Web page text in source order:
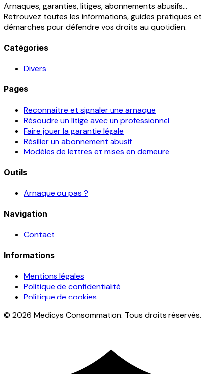
Arnaques, garanties, litiges, abonnements abusifs...
Retrouvez toutes les informations, guides pratiques et
démarches pour défendre vos droits au quotidien.
Catégories
Divers
Pages
Reconnaître et signaler une arnaque
Résoudre un litige avec un professionnel
Faire jouer la garantie légale
Résilier un abonnement abusif
Modèles de lettres et mises en demeure
Outils
Arnaque ou pas ?
Navigation
Contact
Informations
Mentions légales
Politique de confidentialité
Politique de cookies
© 2026 Medicys Consommation. Tous droits réservés.